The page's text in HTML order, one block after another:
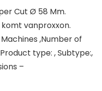
Cut Ø 58 Mm.
vanproxxon.
,Number of
type: , Subtype:,
–